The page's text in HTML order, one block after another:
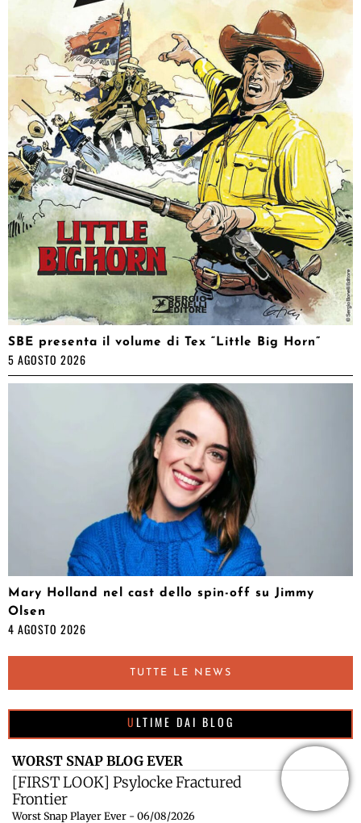
SBE presenta il volume di Tex “Little Big Horn”
5 AGOSTO 2026
Mary Holland nel cast dello spin-off su Jimmy
Olsen
4 AGOSTO 2026
TUTTE LE NEWS
ULTIME DAI BLOG
WORST SNAP BLOG EVER
[FIRST LOOK] Psylocke Fractured
Frontier
Worst Snap Player Ever - 06/08/2026